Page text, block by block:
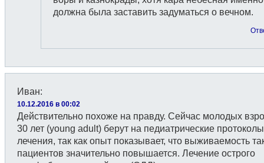
должна была заставить задуматься о вечном.
Иван:
10.12.2016 в 00:02
Действительно похоже на правду. Сейчас молодых
30 лет (young adult) берут на педиатрические протоколы
лечения, так как опыт показывает, что выживаемость
пациентов значительно повышается. Лечение острого